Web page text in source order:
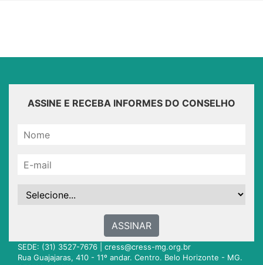
ASSINE E RECEBA INFORMES DO CONSELHO
ASSINAR
SEDE: (31) 3527-7676 | cress@cress-mg.org.br
Rua Guajajaras, 410 - 11º andar. Centro. Belo Horizonte - MG.